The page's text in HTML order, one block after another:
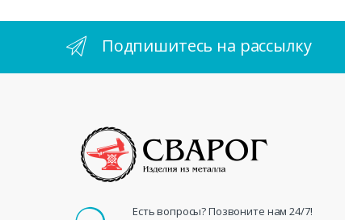
Подпишитесь на рассылку
Есть вопросы? Позвоните нам 24/7!